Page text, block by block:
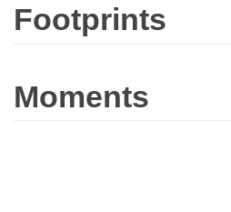
Footprints
Moments